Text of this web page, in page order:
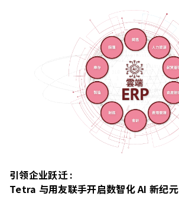
引领企业跃迁 :
Tetra 与用友联手开启数智化 AI 新纪元